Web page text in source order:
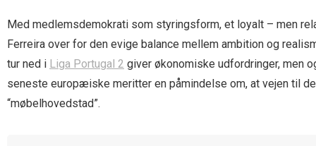
Med medlemsdemokrati som styringsform, et loyalt – men
Ferreira over for den evige balance mellem ambition og
tur ned i Liga Portugal 2 giver økonomiske udfordringer, men
seneste europæiske meritter en påmindelse om, at vejen til
“møbelhovedstad”.